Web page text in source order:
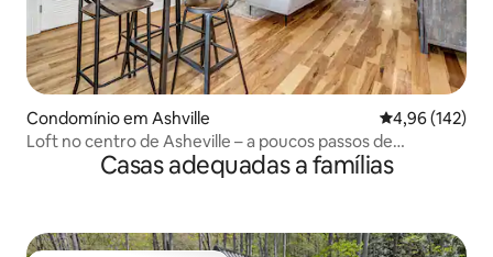
Condomínio em Ashville Classificação
4,96 (142)
Loft no centro de Asheville – a poucos passos de
restaurantes e lojas
Casas adequadas a famílias